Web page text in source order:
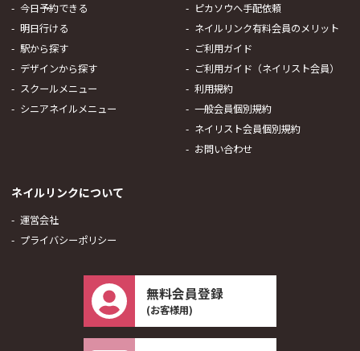
今日予約できる
明日行ける
駅から探す
デザインから探す
スクールメニュー
シニアネイルメニュー
ピカソウへ手配依頼
ネイルリンク有料会員のメリット
ご利用ガイド
ご利用ガイド（ネイリスト会員）
利用規約
一般会員個別規約
ネイリスト会員個別規約
お問い合わせ
ネイルリンクについて
運営会社
プライバシーポリシー
無料会員登録
(お客様用)